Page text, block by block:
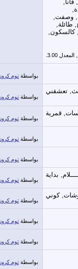
بواسطة توم كروز
بواسطة توم كروز
بواسطة توم كروز
بواسطة توم كروز
بواسطة توم كروز
بواسطة توم كروز
بواسطة توم كروز
بواسطة توم كروز
بواسطة توم كروز
بواسطة توم كروز